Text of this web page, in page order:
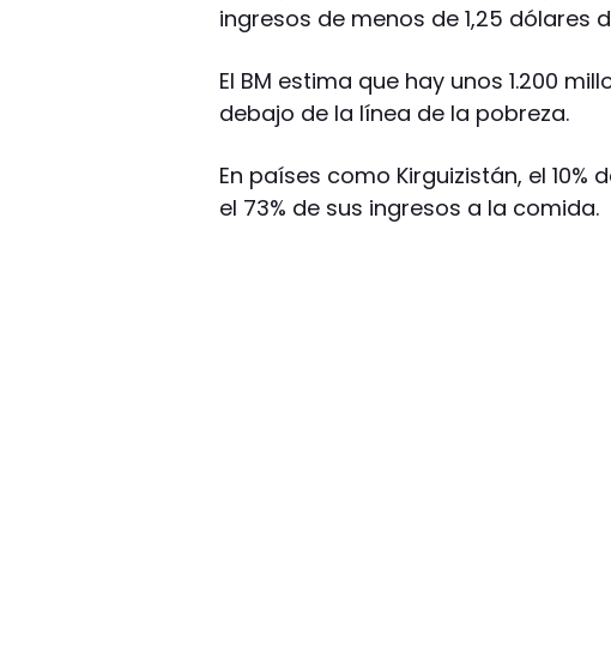
ingresos de menos de 1,25 dólares
El BM estima que hay unos 1.200
debajo de la línea de la pobreza.
En países como Kirguizistán, el
el 73% de sus ingresos a la comida.